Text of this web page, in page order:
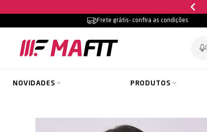
Frete grátis- confira as condições
NOVIDADES PRODUTOS